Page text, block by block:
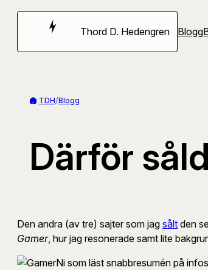
Hoppa
Thord D. Hedengren Blogg
TDH/Blogg
Därför
Den andra (av tre) sajter som jag sålt den
Gamer, hur jag resonerade samt lite
Ni som läst snabbresumén på